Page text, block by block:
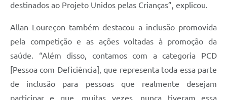
destinados ao Projeto Unidos pelas Crianças”, explicou.
Allan Loureçon também destacou a inclusão promovida
pela competição e as ações voltadas à promoção da
saúde. “Além disso, contamos com a categoria PCD
[Pessoa com Deficiência], que representa toda essa parte
de inclusão para pessoas que realmente desejam
participar e que, muitas vezes, nunca tiveram essa